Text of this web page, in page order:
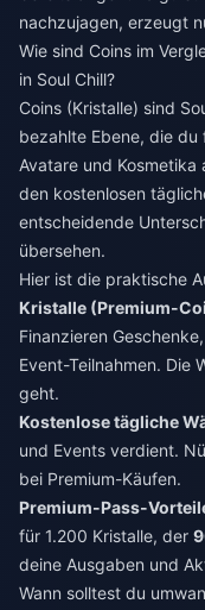
nachzujagen, erzeugt
Wie sind Coins im
in Soul Chill?
Coins (Kristalle) sind
bezahlte Ebene, die du
Avatare und
den kostenlosen
entscheidende
übersehen.
Hier ist die praktische
Kristalle (Premium-
Finanzieren
Event-Teilnahmen. Die
geht.
Kostenlose tägliche
und Events verdient.
bei Premium-Käufen.
Premium-Pass-
für 1.200 Kristalle, der
deine Ausgaben und
Wann solltest du